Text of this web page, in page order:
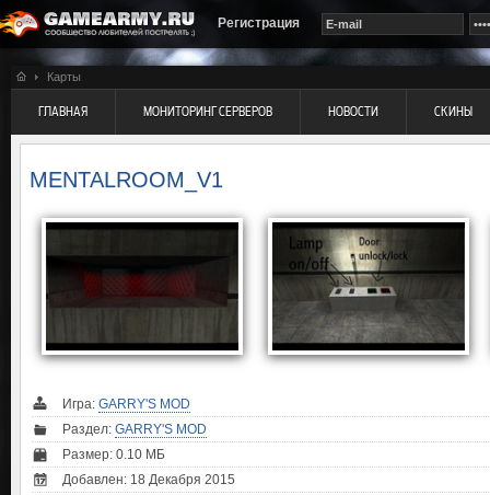
Регистрация
Карты
ГЛАВНАЯ МОНИТОРИНГ СЕРВЕРОВ НОВОСТИ СКИНЫ
MENTALROOM_V1
Игра: GARRY'S MOD
Раздел: GARRY'S MOD
Размер: 0.10 МБ
Добавлен: 18 Декабря 2015